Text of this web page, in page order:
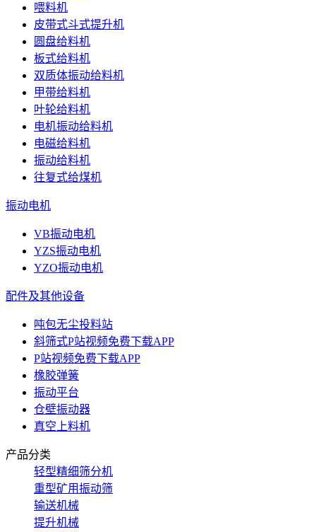
喂料机
皮带式斗式提升机
圆盘给料机
板式给料机
双质体振动给料机
甲带给料机
叶轮给料机
电机振动给料机
电磁给料机
振动给料机
往复式给煤机
振动电机
VB振动电机
YZS振动电机
YZO振动电机
配件及其他设备
吨包无尘投料站
斜筛式P站视频免费下载APP
P站视频免费下载APP
橡胶弹簧
振动平台
仓壁振动器
真空上料机
产品分类
轻型精细筛分机
重型矿用振动筛
输送机械
提升机械